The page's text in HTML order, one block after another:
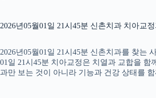
2026년05월01일 21시45분 신촌치과 치아교
2026년05월01일 21시45분 신촌치과를 찾는
01일 21시45분 치아교정은 치열과 교합을
과만 보는 것이 아니라 기능과 건강 상태를